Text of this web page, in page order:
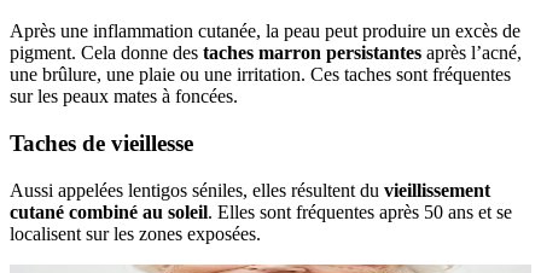
Après une inflammation cutanée, la peau peut produire un excès de
pigment. Cela donne des taches marron persistantes après l’acné,
une brûlure, une plaie ou une irritation. Ces taches sont fréquentes
sur les peaux mates à foncées.
Taches de vieillesse
Aussi appelées lentigos séniles, elles résultent du vieillissement
cutané combiné au soleil. Elles sont fréquentes après 50 ans et se
localisent sur les zones exposées.